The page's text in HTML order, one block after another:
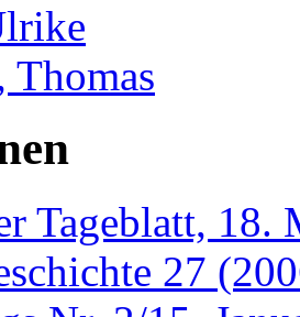
Thomas
Tageblatt, 18.
27